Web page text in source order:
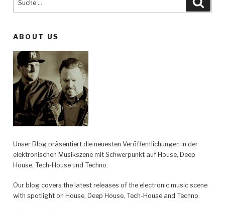
S&S
Remixes
–
S&S
Records“
ABOUT US
Unser Blog präsentiert die neuesten Veröffentlichungen in der
elektronischen Musikszene mit Schwerpunkt auf House, Deep
House, Tech-House und Techno.
Our blog covers the latest releases of the electronic music scene
with spotlight on House, Deep House, Tech-House and Techno.